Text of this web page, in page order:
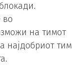
во
на тимот
најдобриот тим